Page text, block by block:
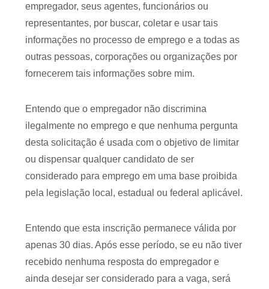
empregador, seus agentes, funcionários ou
representantes, por buscar, coletar e usar tais
informações no processo de emprego e a todas as
outras pessoas, corporações ou organizações por
fornecerem tais informações sobre mim.
Entendo que o empregador não discrimina
ilegalmente no emprego e que nenhuma pergunta
desta solicitação é usada com o objetivo de limitar
ou dispensar qualquer candidato de ser
considerado para emprego em uma base proibida
pela legislação local, estadual ou federal aplicável.
Entendo que esta inscrição permanece válida por
apenas 30 dias. Após esse período, se eu não tiver
recebido nenhuma resposta do empregador e
ainda desejar ser considerado para a vaga, será